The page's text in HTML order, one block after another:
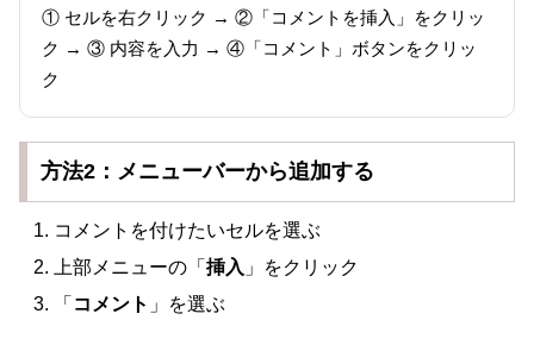
① セルを右クリック → ②「コメントを挿入」をクリッ
ク → ③ 内容を入力 → ④「コメント」ボタンをクリッ
ク
方法2：メニューバーから追加する
コメントを付けたいセルを選ぶ
上部メニューの「挿入 」をクリック
「 コメント 」を選ぶ